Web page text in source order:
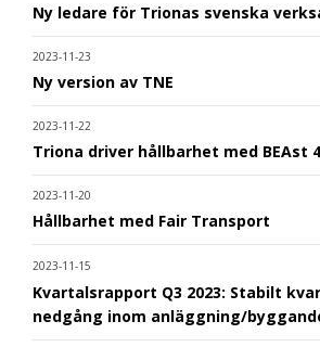
Ny ledare för Trionas svenska
2023-11-23
Ny version av TNE
2023-11-22
Triona driver hållbarhet med BEAst
2023-11-20
Hållbarhet med Fair Transport
2023-11-15
Kvartalsrapport Q3 2023: Stabilt
nedgång inom anläggning/